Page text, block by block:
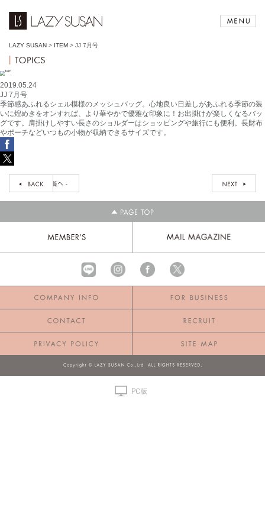
LAZY SUSAN > ITEM > JJ 7月号
2019.05.24
JJ 7月号
季節感あふれるシェル模様のメッシュバッグ。心地良い日差しがあふれる季節の装
いに煌めきをオンすれば、より華やかで優雅な印象に！お出掛けが楽しくなるバッ
グです。肩掛けしやすい長さのショルダーはショッピングや旅行にも便利。長財布
やポーチなどいつもの小物が収納できるサイズです。